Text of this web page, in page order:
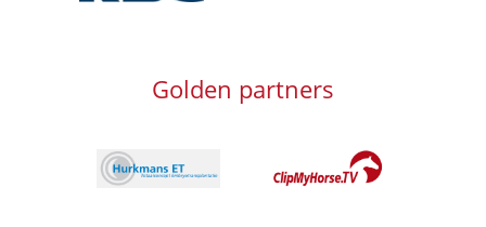
Golden partners
Afbeelding